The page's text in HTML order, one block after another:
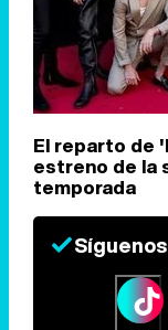
El reparto de
estreno de la
temporada
Síguenos